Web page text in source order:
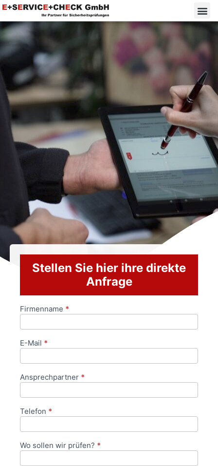
Stellen Sie hier ihre direkte
Anfrage
Anfrageformular
Firmenname *
E-Mail *
Ansprechpartner *
Telefon *
Wo sollen wir prüfen? *